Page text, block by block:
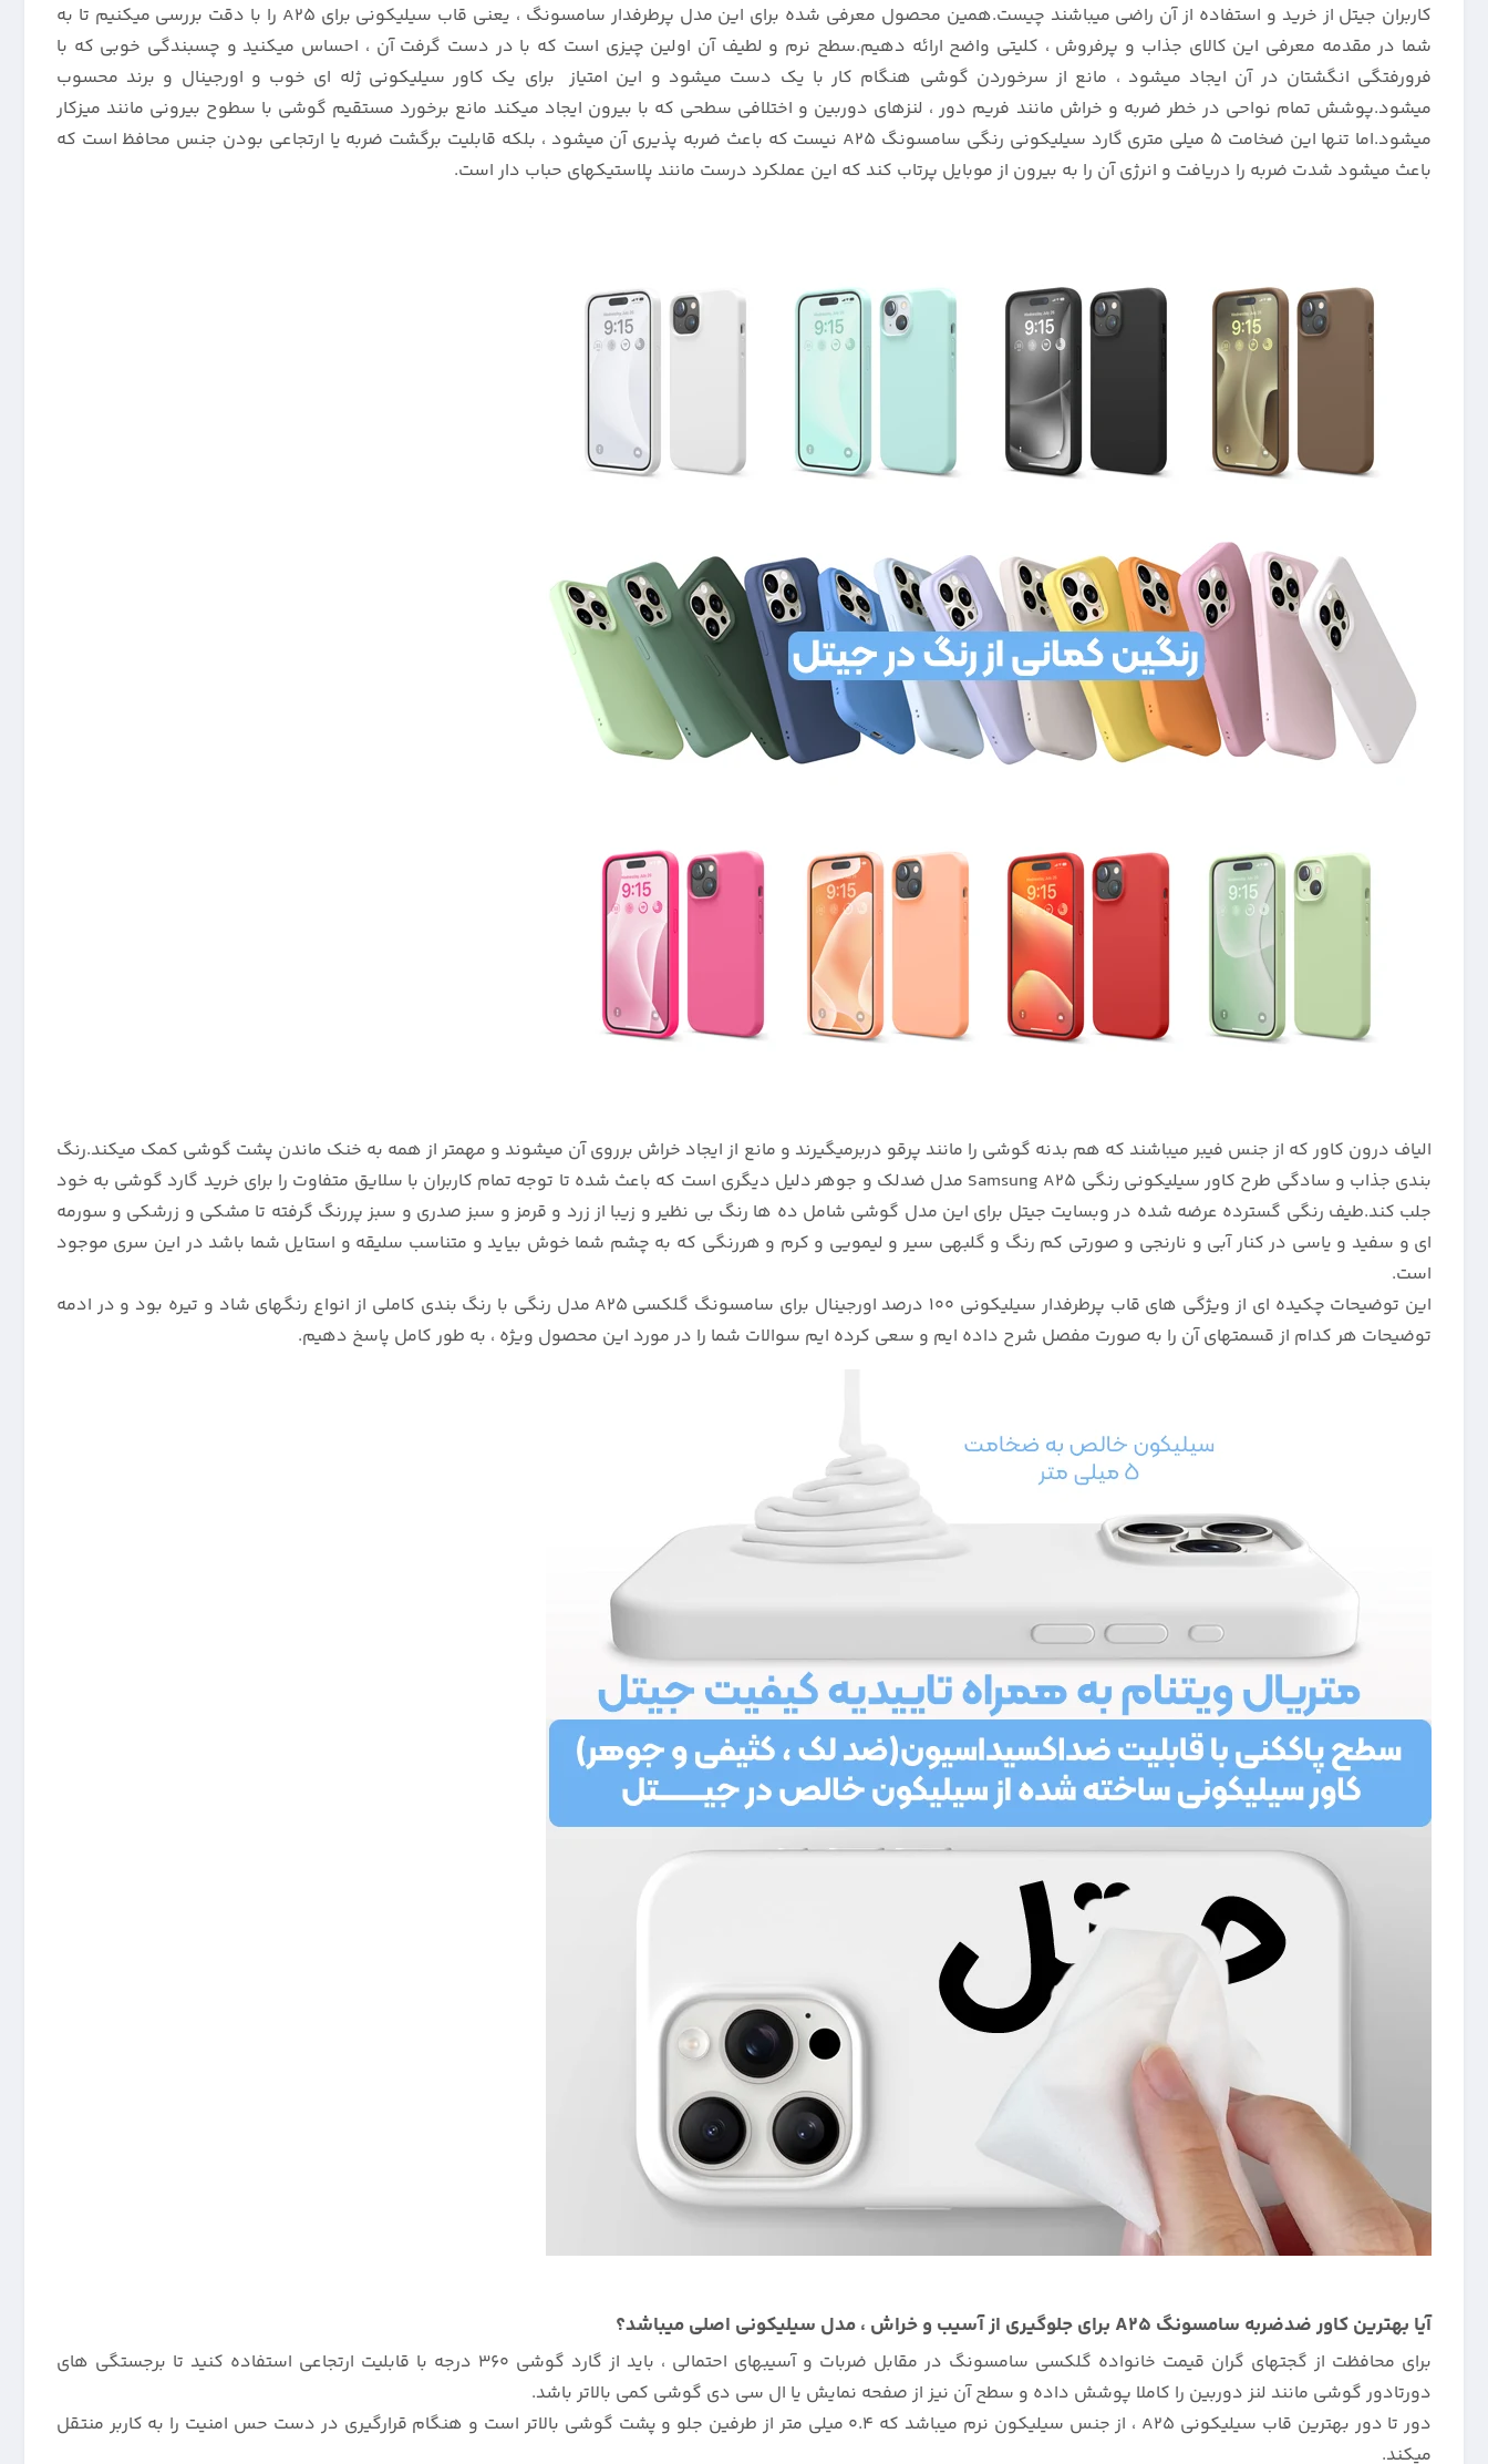
کاربران جیتل از خرید و استفاده از آن راضی میباشند چیست.همین محصول معرفی شده برای این مدل پرطرفدار سامسونگ ، یعنی قاب سیلیکونی برای A25 را با دقت بررسی میکنیم تا به
شما در مقدمه معرفی این کالای جذاب و پرفروش ، کلیتی واضح ارائه دهیم.سطح نرم و لطیف آن اولین چیزی است که با در دست گرفت آن ، احساس میکنید و چسبندگی خوبی که با
فرورفتگی انگشتان در آن ایجاد میشود ، مانع از سرخوردن گوشی هنگام کار با یک دست میشود و این امتیاز برای یک کاور سیلیکونی ژله ای خوب و اورجینال و برند محسوب
میشود.پوشش تمام نواحی در خطر ضربه و خراش مانند فریم دور ، لنزهای دوربین و اختلافی سطحی که با بیرون ایجاد میکند مانع برخورد مستقیم گوشی با سطوح بیرونی مانند میزکار
میشود.اما تنها این ضخامت 5 میلی متری گارد سیلیکونی رنگی سامسونگ A25 نیست که باعث ضربه پذیری آن میشود ، بلکه قابلیت برگشت ضربه یا ارتجاعی بودن جنس محافظ است که
باعث میشود شدت ضربه را دریافت و انرژی آن را به بیرون از موبایل پرتاب کند که این عملکرد درست مانند پلاستیکهای حباب دار است.
الیاف درون کاور که از جنس فیبر میباشند که هم بدنه گوشی را مانند پرقو دربرمیگیرند و مانع از ایجاد خراش برروی آن میشوند و مهمتر از همه به خنک ماندن پشت گوشی کمک میکند.رنگ
بندی جذاب و سادگی طرح کاور سیلیکونی رنگی Samsung A25 مدل ضدلک و جوهر دلیل دیگری است که باعث شده تا توجه تمام کاربران با سلایق متفاوت را برای خرید گارد گوشی به خود
جلب کند.طیف رنگی گسترده عرضه شده در وبسایت جیتل برای این مدل گوشی شامل ده ها رنگ بی نظیر و زیبا از زرد و قرمز و سبز صدری و سبز پررنگ گرفته تا مشکی و زرشکی و سورمه
ای و سفید و یاسی در کنار آبی و نارنجی و صورتی کم رنگ و گلبهی سیر و لیمویی و کرم و هررنگی که به چشم شما خوش بیاید و متناسب سلیقه و استایل شما باشد در این سری موجود
است.
این توضیحات چکیده ای از ویژگی های قاب پرطرفدار سیلیکونی 100 درصد اورجینال برای سامسونگ گلکسی A25 مدل رنگی با رنگ بندی کاملی از انواع رنگهای شاد و تیره بود و در ادمه
توضیحات هر کدام از قسمتهای آن را به صورت مفصل شرح داده ایم و سعی کرده ایم سوالات شما را در مورد این محصول ویژه ، به طور کامل پاسخ دهیم.
آیا بهترین کاور ضدضربه سامسونگ A25 برای جلوگیری از آسیب و خراش ، مدل سیلیکونی اصلی میباشد؟
برای محافظت از گجتهای گران قیمت خانواده گلکسی سامسونگ در مقابل ضربات و آسیبهای احتمالی ، باید از گارد گوشی
360 درجه با قابلیت ارتجاعی استفاده کنید تا برجستگی های
دورتادور گوشی مانند لنز دوربین را کاملا پوشش داده و سطح آن نیز از صفحه نمایش یا ال سی دی گوشی کمی بالاتر باشد.
دور تا دور بهترین قاب سیلیکونی A25 ، از جنس سیلیکون نرم میباشد که 0.4 میلی متر از طرفین جلو و پشت گوشی بالاتر است و هنگام قرارگیری در دست حس امنیت را به کاربر منتقل
میکند.